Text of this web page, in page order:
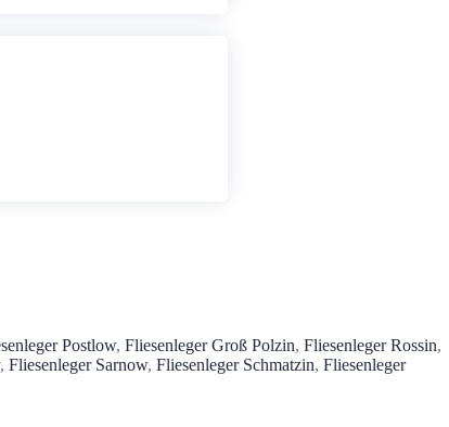
Postlow, Fliesenleger Groß Polzin, Fliesenleger Rossin,
, Fliesenleger Sarnow, Fliesenleger Schmatzin, Fliesenleger